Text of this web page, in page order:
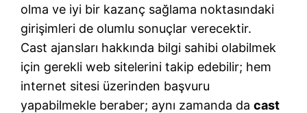
olma ve iyi bir kazanç sağlama noktasındaki
girişimleri de olumlu sonuçlar verecektir.
Cast ajansları hakkında bilgi sahibi olabilmek
için gerekli web sitelerini takip edebilir; hem
internet sitesi üzerinden başvuru
yapabilmekle beraber; aynı zamanda dacast